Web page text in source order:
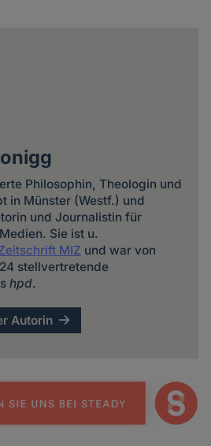
Philosophin, Theologin und
in Münster (Westf.) und
und Journalistin für
Sie ist u.
MIZ und war von
stellvertretende
hpd.
Autorin